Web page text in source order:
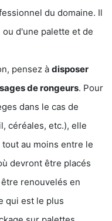
du domaine. Il
ou d'une palette et de
pensez à disposer
de rongeurs. Pour
dans le cas de
céréales, etc.), elle
au moins entre le
devront être placés
renouvelés en
qui est le plus